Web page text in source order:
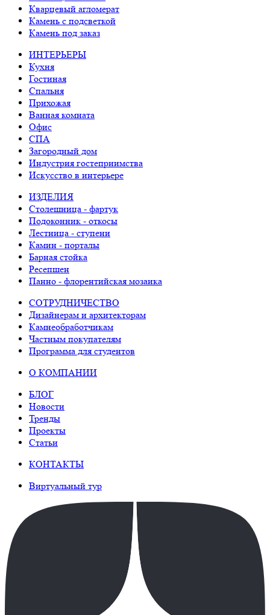
Кварцевый агломерат
Камень с подсветкой
Камень под заказ
ИНТЕРЬЕРЫ
Кухня
Гостиная
Спальня
Прихожая
Ванная комната
Офис
СПА
Загородный дом
Индустрия гостеприимства
Искусство в интерьере
ИЗДЕЛИЯ
Столешница - фартук
Подоконник - откосы
Лестница - ступени
Камин - порталы
Барная стойка
Ресепшен
Панно - флорентийская мозаика
СОТРУДНИЧЕСТВО
Дизайнерам и архитекторам
Камнеобработчикам
Частным покупателям
Программа для студентов
О КОМПАНИИ
БЛОГ
Новости
Тренды
Проекты
Статьи
КОНТАКТЫ
Виртуальный тур